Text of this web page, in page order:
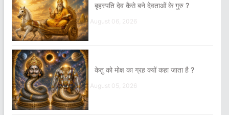
बृहस्पति देव कैसे बने देवताओं के गुरु ?
August 06, 2026
केतु को मोक्ष का ग्रह क्यों कहा जाता है ?
August 05, 2026